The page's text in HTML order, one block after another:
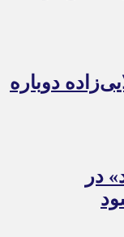
کربلایی‌زاده دوباره
در